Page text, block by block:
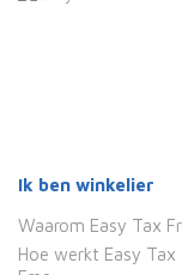
Ik ben winkelier
Waarom Easy Tax
Hoe werkt Easy Tax